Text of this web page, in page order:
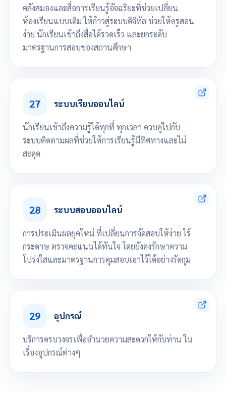
คลังสมองและสื่อการเรียนรู้อัจฉริยะที่ช่วยเปลี่ยน
ห้องเรียนแบบเดิม ให้ก้าวสู่ระบบดิจิทัล ช่วยให้ครูสอน
ง่าย นักเรียนเข้าถึงสื่อได้รวดเร็ว และยกระดับ
มาตรฐานการสอบของสถานศึกษา
อัปโหลดคลิปวิดีโอ เอกสารประกอบการสอน ใบงาน และแบบทดสอบ
สร้างและบริหารจัดการคลังข้อสอบของสถานศึกษา รองรับคำถามหลายรูป
แบบ (ปรนัย, อัตนัย, รูปภาพ, คลิป)
27 ระบบเรียนออนไลน์
นักเรียนเข้าถึงความรู้ได้ทุกที่ ทุกเวลา ควบคู่ไปกับ
ระบบติดตามผลที่ช่วยให้การเรียนรู้มีทิศทางและไม่
สะดุด
เข้าเรียน ทำแบบฝึกหัด ได้ทุกที่ ทุกเวลา
28 ระบบสอบออนไลน์
การประเมินผลยุคใหม่ ที่เปลี่ยนการจัดสอบให้ง่าย ไร้
กระดาษ ตรวจคะแนนได้ทันใจ โดยยังคงรักษาความ
โปร่งใสและมาตรฐานการคุมสอบเอาไว้ได้อย่างรัดกุม
จัดการสอบออนไลน์ได้อย่างมีประสิทธิภาพ
ระบบคำนวณคะแนนสอบอัตโนมัติ
29 อุปกรณ์
บริการครบวงจรเพื่ออำนวยความสะดวกให้กับท่าน ใน
เรื่องอุปกรณ์ต่างๆ